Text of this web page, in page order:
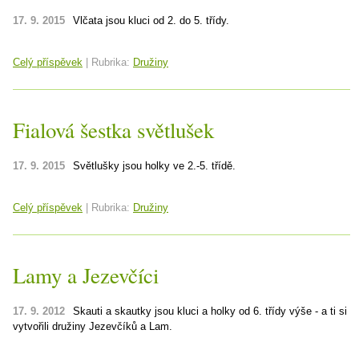
17. 9. 2015 Vlčata jsou kluci od 2. do 5. třídy.
Celý příspěvek Rubrika: Družiny
Fialová šestka světlušek
17. 9. 2015 Světlušky jsou holky ve 2.-5. třídě.
Celý příspěvek Rubrika: Družiny
Lamy a Jezevčíci
17. 9. 2012
Skauti a skautky jsou kluci a holky od 6. třídy výše - a ti si
vytvořili družiny Jezevčíků a Lam.